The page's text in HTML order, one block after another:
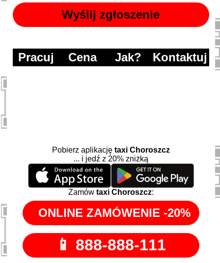
Pracuj Cena Jak? Kontaktuj
Pobierz aplikację taxi Choroszcz
... i jedź z 20% zniżką
Zamów taxi Choroszcz: